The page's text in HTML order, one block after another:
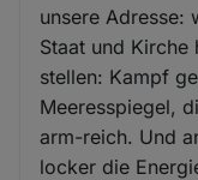
unsere Adresse:
Staat und Kirche
stellen: Kampf
Meeresspiegel,
arm-reich. Und
locker die